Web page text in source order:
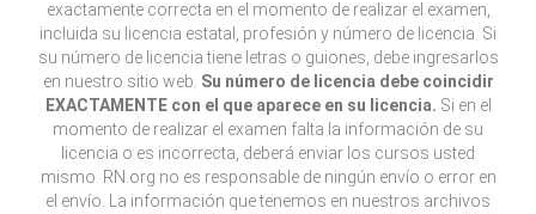
exactamente correcta en el momento de realizar el examen,
incluida su licencia estatal, profesión y número de licencia. Si
su número de licencia tiene letras o guiones, debe ingresarlos
en nuestro sitio web. Su número de licencia debe coincidir
EXACTAMENTE con el que aparece en su licencia. Si en el
momento de realizar el examen falta la información de su
licencia o es incorrecta, deberá enviar los cursos usted
mismo. RN.org no es responsable de ningún envío o error en
el envío. La información que tenemos en nuestros archivos